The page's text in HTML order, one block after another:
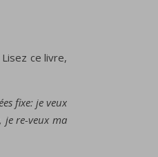
ce livre,
fixe: je veux
je re-veux ma